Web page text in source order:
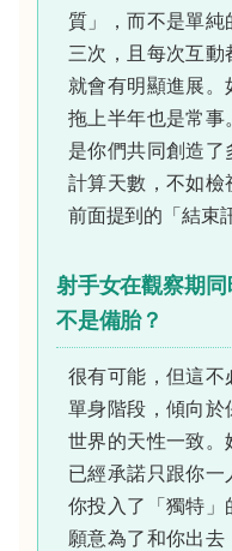
質」，而不是單
三次，且每次互動
就會有明顯進展。
拖上半年也是常
是你們共同創造
計算天數，不如檢
前面提到的「結束
射手女在觀察期
不是備胎？
很有可能，但這不
單身階段，傾向於
世界的天性一致
已經承諾只跟你
你投入了「獨特
願意為了和你出去